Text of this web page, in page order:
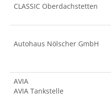
CLASSIC Oberdachstetten
Autohaus Nölscher GmbH
AVIA
AVIA Tankstelle